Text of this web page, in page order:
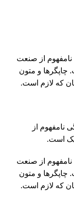
نامفهوم از صنعت
چاپگرها و متون
که لازم است.
نامفهوم از
است.
نامفهوم از صنعت
چاپگرها و متون
که لازم است.